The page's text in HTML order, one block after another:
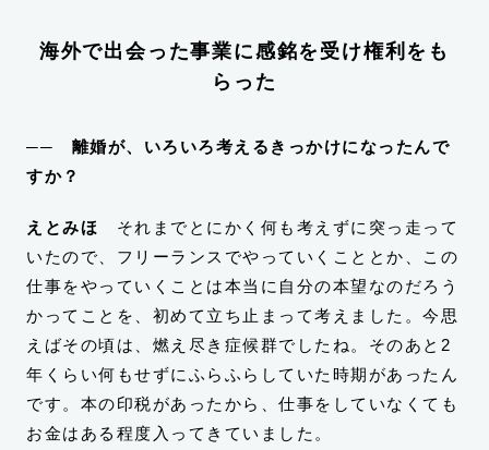
海外で出会った事業に感銘を受け権利をも
らった
── 離婚が、いろいろ考えるきっかけになったんで
すか？
えとみほ
それまでとにかく何も考えずに突っ走って
いたので、フリーランスでやっていくこととか、この
仕事をやっていくことは本当に自分の本望なのだろう
かってことを、初めて立ち止まって考えました。今思
えばその頃は、燃え尽き症候群でしたね。そのあと2
年くらい何もせずにふらふらしていた時期があったん
です。本の印税があったから、 仕事をしていなくても
お金はある程度入ってきていました。